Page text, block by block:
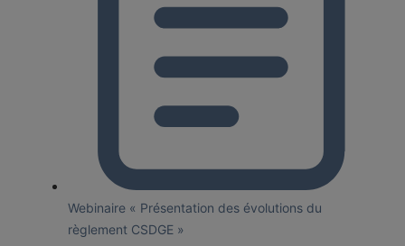
Webinaire « Présentation des évolutions du
règlement CSDGE »